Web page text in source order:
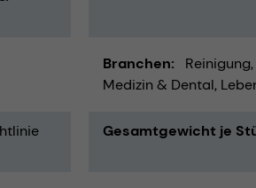
Branchen Reinigung
Medizin & Dental
Gesamtgewicht je